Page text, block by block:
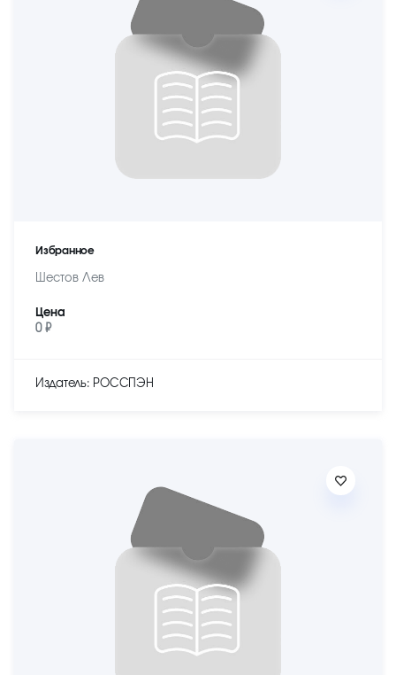
Избранное
Шестов Лев
Цена
0 ₽
Издатель: РОССПЭН